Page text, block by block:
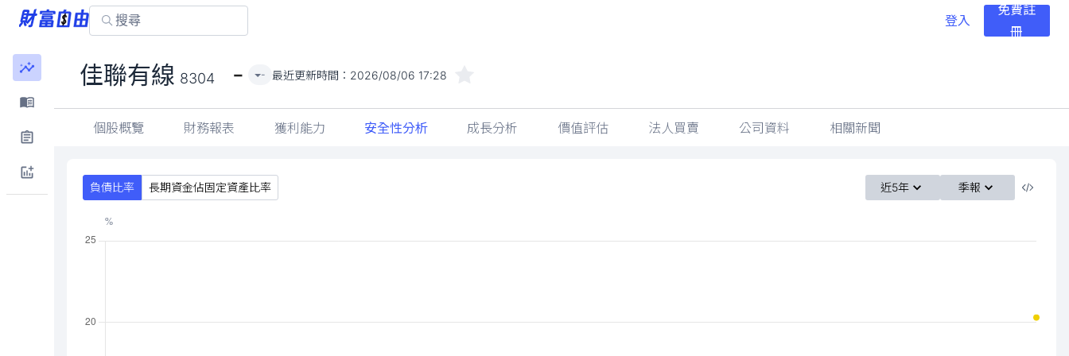
登入
免費註
冊
佳聯有線 8304 - - 最近更新時間： 2026/08/06 17:28
個股概覽 財務報表 獲利能力 安全性分析 成長分析 價值評估 法人買賣 公司資料 相關新聞
負債比率 長期資金佔固定資產比率 近5年 季報